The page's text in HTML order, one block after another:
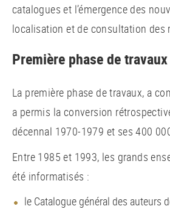
catalogues et l’émergence des
localisation et de consultation des
Première phase de travaux
La première phase de travaux, a
a permis la conversion
décennal 1970-1979 et ses 400
Entre 1985 et 1993, les grands
été informatisés :
le Catalogue général des auteurs